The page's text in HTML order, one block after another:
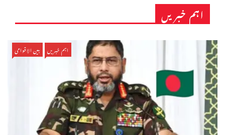
اہم خبریں
اہم خبریں بین الاقوامی